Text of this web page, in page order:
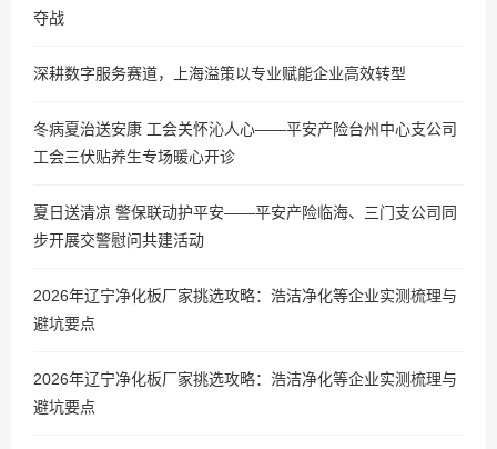
夺战
深耕数字服务赛道，上海溢策以专业赋能企业高效转型
冬病夏治送安康 工会关怀沁人心——平安产险台州中心支公司
工会三伏贴养生专场暖心开诊
夏日送清凉 警保联动护平安——平安产险临海、三门支公司同
步开展交警慰问共建活动
2026年辽宁净化板厂家挑选攻略：浩洁净化等企业实测梳理与
避坑要点
2026年辽宁净化板厂家挑选攻略：浩洁净化等企业实测梳理与
避坑要点